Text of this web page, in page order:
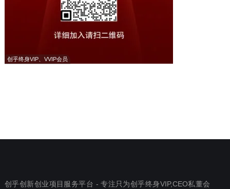
创乎终身VIP、VVIP会员
创乎创新创业项目服务平台 - 专注只为创乎终身VIP,CEO私董会